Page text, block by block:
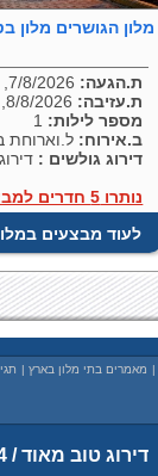
מלון הגושרים מלון
ת.הגעה:
ת.עזיבה: 8/8/2026, יום שבת
מספר לילות:
ב.אירוח: ל.וארוחת
דירוג גולשים :
נותרו 5 חדרים למבצע זה !
לעוד מבצעים
| מאמרים בתי מלון בארץ |
דירוג טוב מאוד / 4 כוכבים